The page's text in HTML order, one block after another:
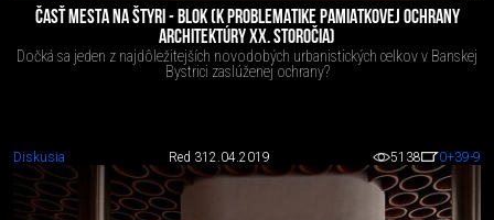
ČASŤ MESTA NA ŠTYRI - BLOK (K PROBLEMATIKE PAMIATKOVEJ OCHRANY
ARCHITEKTÚRY XX. STOROČIA)
Dočká sa jeden z najdôležitejších novodobých urbanistických celkov v Banskej
Bystrici zaslúženej ochrany?
Diskusia Red 312.04.2019 5138 0+39-9